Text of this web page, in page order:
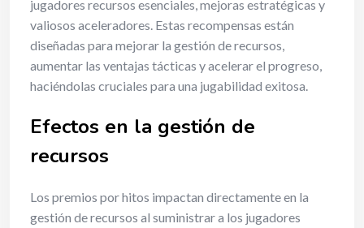
jugadores recursos esenciales, mejoras estratégicas y
valiosos aceleradores. Estas recompensas están
diseñadas para mejorar la gestión de recursos,
aumentar las ventajas tácticas y acelerar el progreso,
haciéndolas cruciales para una jugabilidad exitosa.
Efectos en la gestión de
recursos
Los premios por hitos impactan directamente en la
gestión de recursos al suministrar a los jugadores